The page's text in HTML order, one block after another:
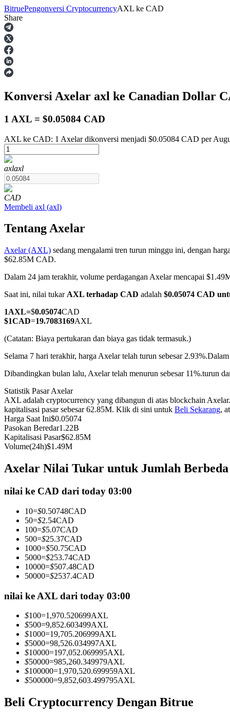
Berjangka
USDT Berjangka
Kontrak berjangka menggunakan USDT sebagai jaminannya
COIN-M Berjangka
Mata Uang Kripto Berjangka
Kontrak berjangka menggunakan USDC sebagai jaminannya
Copy Trading
Bergabunglah dengan pedagang top
Menjadi Pedagang Salinan
BitruePengonversi CryptocurrencyAXL ke CAD
Share
Konversi Axelar axl ke Canadian Dollar
1 AXL = $0.05084 CAD
AXL ke CAD: 1 Axelar dikonversi menjadi $0.05084 CAD per
axlaxl
CAD
Membeli axl (axl)
Tentang Axelar
Axelar (AXL) sedang mengalami tren turun minggu ini, dengan
$62.85M CAD.
Dalam 24 jam terakhir, volume perdagangan Axelar mencapai
Saat ini, nilai tukar AXL terhadap CAD adalah $0.05074 CAD
1AXL=$0.05074CAD
$1CAD=19.7083169AXL
(Catatan: Biaya pertukaran dan biaya gas tidak termasuk.)
Selama 7 hari terakhir, harga Axelar telah turun sebesar 2.93%.
Dibandingkan bulan lalu, Axelar telah menurun sebesar 11%.turun
Statistik Pasar Axelar
AXL adalah cryptocurrency yang dibangun di atas blockchain
kapitalisasi pasar sebesar 62.85M. Klik di sini untuk Beli Sekarang,
Harga Saat Ini$0.05074
Pasokan Beredar1.22B
Kapitalisasi Pasar$62.85M
Volume(24h)$1.49M
Axelar Nilai Tukar untuk Jumlah Berbeda
nilai ke CAD dari today 03:00
10=$0.50748CAD
50=$2.54CAD
100=$5.07CAD
500=$25.37CAD
1000=$50.75CAD
5000=$253.74CAD
10000=$507.48CAD
50000=$2537.4CAD
nilai ke AXL dari today 03:00
$100=1,970.520699AXL
$500=9,852.603499AXL
$1000=19,705.206999AXL
$5000=98,526.034997AXL
$10000=197,052.069995AXL
$50000=985,260.349979AXL
$100000=1,970,520.699959AXL
$500000=9,852,603.499795AXL
Beli Cryptocurrency Dengan Bitrue